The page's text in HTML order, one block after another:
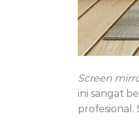
Screen
ini sangat
profesional.